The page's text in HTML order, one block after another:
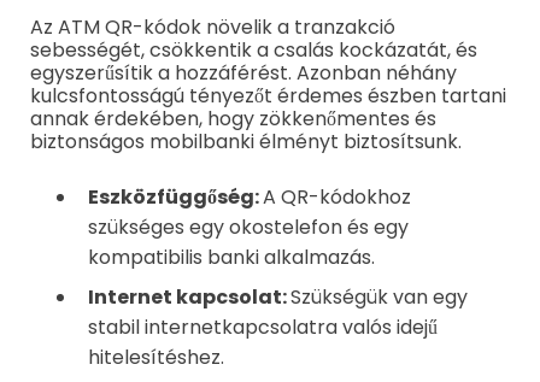
Az ATM QR-kódok növelik a tranzakció
sebességét, csökkentik a csalás kockázatát, és
egyszerűsítik a hozzáférést. Azonban néhány
kulcsfontosságú tényezőt érdemes észben tartani
annak érdekében, hogy zökkenőmentes és
biztonságos mobilbanki élményt biztosítsunk.
Eszközfüggőség:A QR-kódokhoz
szükséges egy okostelefon és egy
kompatibilis banki alkalmazás.
Internet kapcsolat:Szükségük van egy
stabil internetkapcsolatra valós idejű
hitelesítéshez.